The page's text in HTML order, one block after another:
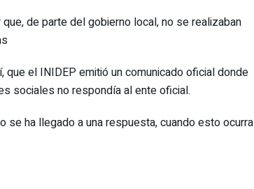
de parte del gobierno local, no se realizaban
el INIDEP emitió un comunicado oficial donde
sociales no respondía al ente oficial.
ha llegado a una respuesta, cuando esto ocurra